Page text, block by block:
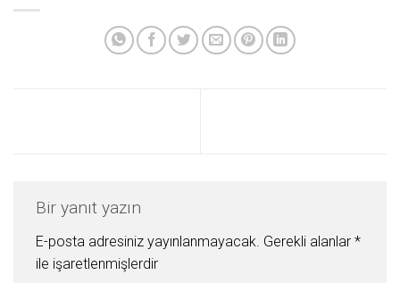
Bir yanıt yazın
E-posta adresiniz yayınlanmayacak. Gerekli alanlar *
ile işaretlenmişlerdir